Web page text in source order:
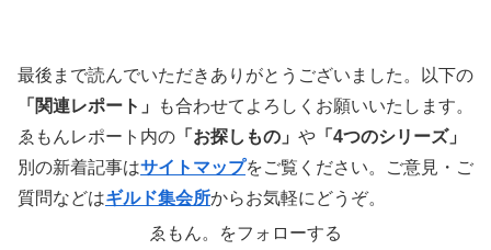
最後まで読んでいただきありがとうございました。以下の
「関連レポート」
も合わせてよろしくお願いいたします。
ゑもんレポート内の 「お探しもの」 や 「4つのシリーズ」
別の新着記事はサイトマップをご覧ください。ご意見・ご
質問などはギルド集会所からお気軽にどうぞ。
ゑもん。をフォローする